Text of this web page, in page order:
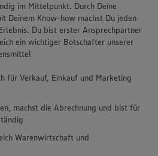
im Mittelpunkt. Durch Deine
Deinem Know-how machst Du jeden
Du bist erster Ansprechpartner
ein wichtiger Botschafter unserer
für Verkauf, Einkauf und Marketing
machst die Abrechnung und bist für
Warenwirtschaft und